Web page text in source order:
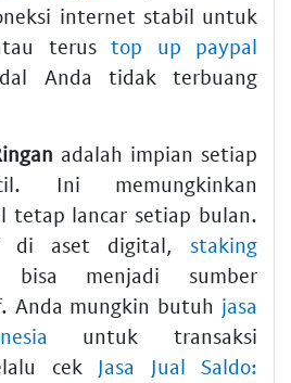
internet stabil untuk
terus top up paypal
Anda tidak terbuang
adalah impian setiap
Ini memungkinkan
tetap lancar setiap bulan.
di aset digital, staking
bisa menjadi sumber
Anda mungkin butuh jasa
untuk transaksi
cek Jasa Jual Saldo: